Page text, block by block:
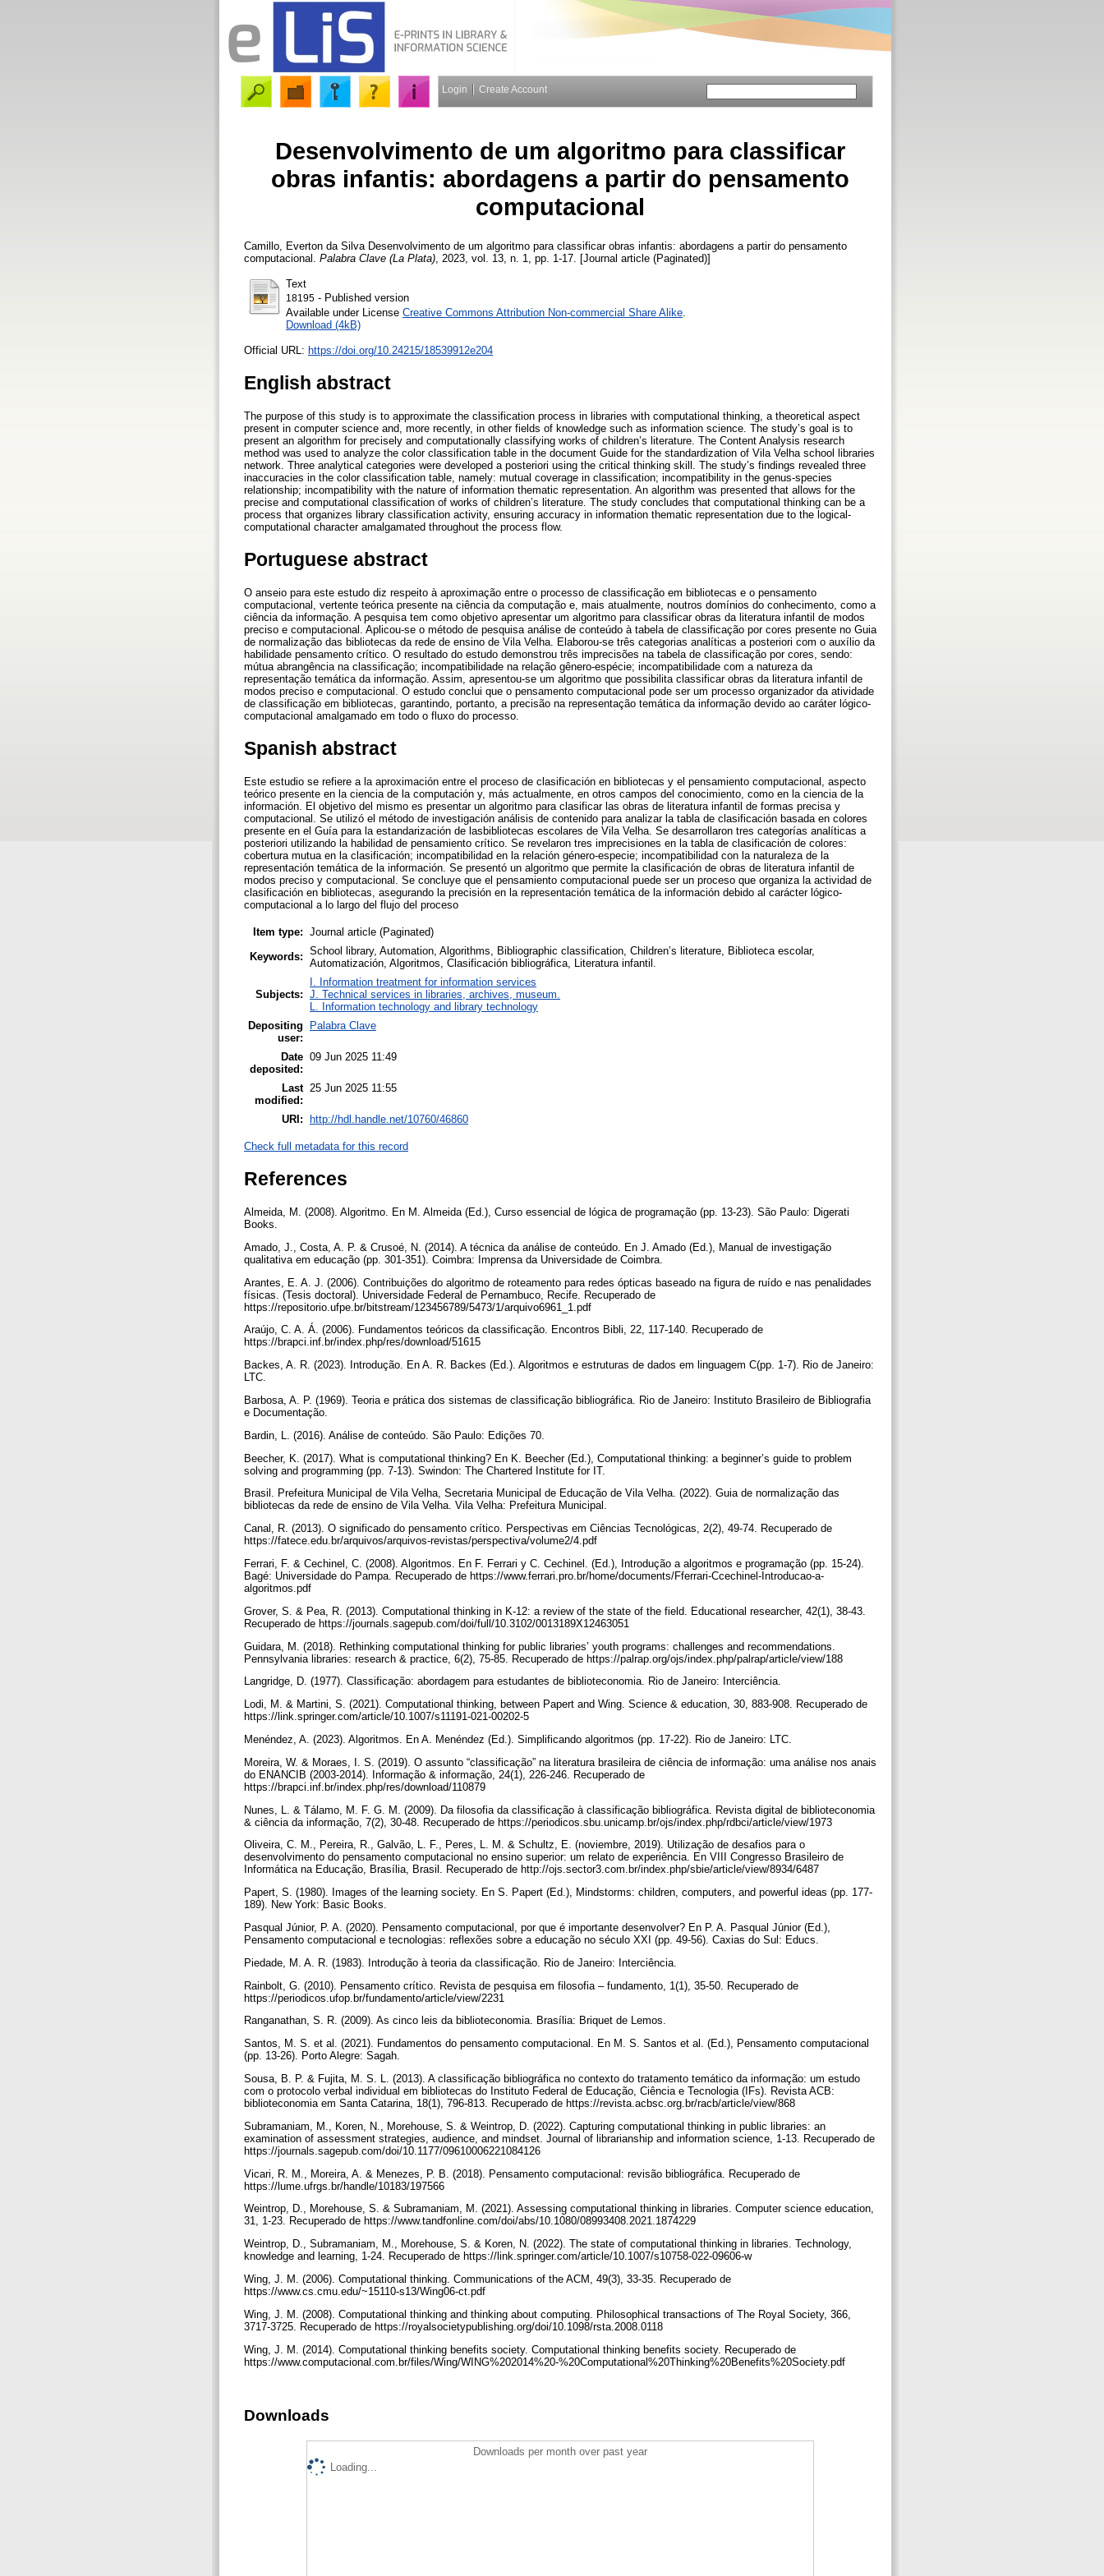
Login Create Account
Desenvolvimento de um algoritmo para classificar
obras infantis: abordagens a partir do pensamento
computacional
Camillo, Everton da Silva Desenvolvimento de um algoritmo para classificar obras infantis: abordagens a partir do pensamento
computacional. Palabra Clave (La Plata) , 2023, vol. 13, n. 1, pp. 1-17. [Journal article (Paginated)]
Text
18195 - Published version
Available under License Creative Commons Attribution Non-commercial Share Alike
Download (4kB)
Official URL: https://doi.org/10.24215/18539912e204
English abstract
The purpose of this study is to approximate the classification process in libraries with computational thinking, a theoretical aspect
present in computer science and, more recently, in other fields of knowledge such as information science. The study’s goal is to
present an algorithm for precisely and computationally classifying works of children’s literature. The Content Analysis research
method was used to analyze the color classification table in the document Guide for the standardization of Vila Velha school libraries
network. Three analytical categories were developed a posteriori using the critical thinking skill. The study’s findings revealed three
inaccuracies in the color classification table, namely: mutual coverage in classification; incompatibility in the genus-species
relationship; incompatibility with the nature of information thematic representation. An algorithm was presented that allows for the
precise and computational classification of works of children’s literature. The study concludes that computational thinking can be a
process that organizes library classification activity, ensuring accuracy in information thematic representation due to the logical-
computational character amalgamated throughout the process flow.
Portuguese abstract
O anseio para este estudo diz respeito à aproximação entre o processo de classificação em bibliotecas e o pensamento
computacional, vertente teórica presente na ciência da computação e, mais atualmente, noutros domínios do conhecimento, como a
ciência da informação. A pesquisa tem como objetivo apresentar um algoritmo para classificar obras da literatura infantil de modos
preciso e computacional. Aplicou-se o método de pesquisa análise de conteúdo à tabela de classificação por cores presente no Guia
de normalização das bibliotecas da rede de ensino de Vila Velha. Elaborou-se três categorias analíticas a posteriori com o auxílio da
habilidade pensamento crítico. O resultado do estudo demonstrou três imprecisões na tabela de classificação por cores, sendo:
mútua abrangência na classificação; incompatibilidade na relação gênero-espécie; incompatibilidade com a natureza da
representação temática da informação. Assim, apresentou-se um algoritmo que possibilita classificar obras da literatura infantil de
modos preciso e computacional. O estudo conclui que o pensamento computacional pode ser um processo organizador da atividade
de classificação em bibliotecas, garantindo, portanto, a precisão na representação temática da informação devido ao caráter lógico-
computacional amalgamado em todo o fluxo do processo.
Spanish abstract
Este estudio se refiere a la aproximación entre el proceso de clasificación en bibliotecas y el pensamiento computacional, aspecto
teórico presente en la ciencia de la computación y, más actualmente, en otros campos del conocimiento, como en la ciencia de la
información. El objetivo del mismo es presentar un algoritmo para clasificar las obras de literatura infantil de formas precisa y
computacional. Se utilizó el método de investigación análisis de contenido para analizar la tabla de clasificación basada en colores
presente en el Guía para la estandarización de lasbibliotecas escolares de Vila Velha. Se desarrollaron tres categorías analíticas a
posteriori utilizando la habilidad de pensamiento crítico. Se revelaron tres imprecisiones en la tabla de clasificación de colores:
cobertura mutua en la clasificación; incompatibilidad en la relación género-especie; incompatibilidad con la naturaleza de la
representación temática de la información. Se presentó un algoritmo que permite la clasificación de obras de literatura infantil de
modos preciso y computacional. Se concluye que el pensamiento computacional puede ser un proceso que organiza la actividad de
clasificación en bibliotecas, asegurando la precisión en la representación temática de la información debido al carácter lógico-
computacional a lo largo del flujo del proceso
Item type: Journal article (Paginated)
Keywords: School library, Automation, Algorithms, Bibliographic classification, Children’s literature, Biblioteca escolar,
Automatización, Algoritmos, Clasificación bibliográfica, Literatura infantil.
Subjects:
I. Information treatment for information services
J. Technical services in libraries, archives, museum.
L. Information technology and library technology
Depositing
user:
Palabra Clave
Date
deposited:
09 Jun 2025 11:49
Last
modified:
25 Jun 2025 11:55
URI: http://hdl.handle.net/10760/46860
Check full metadata for this record
References
Almeida, M. (2008). Algoritmo. En M. Almeida (Ed.), Curso essencial de lógica de programação (pp. 13-23). São Paulo: Digerati
Books.
Amado, J., Costa, A. P. & Crusoé, N. (2014). A técnica da análise de conteúdo. En J. Amado (Ed.), Manual de investigação
qualitativa em educação (pp. 301-351). Coimbra: Imprensa da Universidade de Coimbra.
Arantes, E. A. J. (2006). Contribuições do algoritmo de roteamento para redes ópticas baseado na figura de ruído e nas penalidades
físicas. (Tesis doctoral). Universidade Federal de Pernambuco, Recife. Recuperado de
https://repositorio.ufpe.br/bitstream/123456789/5473/1/arquivo6961_1.pdf
Araújo, C. A. Á. (2006). Fundamentos teóricos da classificação. Encontros Bibli, 22, 117-140. Recuperado de
https://brapci.inf.br/index.php/res/download/51615
Backes, A. R. (2023). Introdução. En A. R. Backes (Ed.). Algoritmos e estruturas de dados em linguagem C(pp. 1-7). Rio de Janeiro:
LTC.
Barbosa, A. P. (1969). Teoria e prática dos sistemas de classificação bibliográfica. Rio de Janeiro: Instituto Brasileiro de Bibliografia
e Documentação.
Bardin, L. (2016). Análise de conteúdo. São Paulo: Edições 70.
Beecher, K. (2017). What is computational thinking? En K. Beecher (Ed.), Computational thinking: a beginner’s guide to problem
solving and programming (pp. 7-13). Swindon: The Chartered Institute for IT.
Brasil. Prefeitura Municipal de Vila Velha, Secretaria Municipal de Educação de Vila Velha. (2022). Guia de normalização das
bibliotecas da rede de ensino de Vila Velha. Vila Velha: Prefeitura Municipal.
Canal, R. (2013). O significado do pensamento crítico. Perspectivas em Ciências Tecnológicas, 2(2), 49-74. Recuperado de
https://fatece.edu.br/arquivos/arquivos-revistas/perspectiva/volume2/4.pdf
Ferrari, F. & Cechinel, C. (2008). Algoritmos. En F. Ferrari y C. Cechinel. (Ed.), Introdução a algoritmos e programação (pp. 15-24).
Bagé: Universidade do Pampa. Recuperado de https://www.ferrari.pro.br/home/documents/Fferrari-Ccechinel-Introducao-a-
algoritmos.pdf
Grover, S. & Pea, R. (2013). Computational thinking in K-12: a review of the state of the field. Educational researcher, 42(1), 38-43.
Recuperado de https://journals.sagepub.com/doi/full/10.3102/0013189X12463051
Guidara, M. (2018). Rethinking computational thinking for public libraries’ youth programs: challenges and recommendations.
Pennsylvania libraries: research & practice, 6(2), 75-85. Recuperado de https://palrap.org/ojs/index.php/palrap/article/view/188
Langridge, D. (1977). Classificação: abordagem para estudantes de biblioteconomia. Rio de Janeiro: Interciência.
Lodi, M. & Martini, S. (2021). Computational thinking, between Papert and Wing. Science & education, 30, 883-908. Recuperado de
https://link.springer.com/article/10.1007/s11191-021-00202-5
Menéndez, A. (2023). Algoritmos. En A. Menéndez (Ed.). Simplificando algoritmos (pp. 17-22). Rio de Janeiro: LTC.
Moreira, W. & Moraes, I. S. (2019). O assunto “classificação” na literatura brasileira de ciência de informação: uma análise nos anais
do ENANCIB (2003-2014). Informação & informação, 24(1), 226-246. Recuperado de
https://brapci.inf.br/index.php/res/download/110879
Nunes, L. & Tálamo, M. F. G. M. (2009). Da filosofia da classificação à classificação bibliográfica. Revista digital de biblioteconomia
& ciência da informação, 7(2), 30-48. Recuperado de https://periodicos.sbu.unicamp.br/ojs/index.php/rdbci/article/view/1973
Oliveira, C. M., Pereira, R., Galvão, L. F., Peres, L. M. & Schultz, E. (noviembre, 2019). Utilização de desafios para o
desenvolvimento do pensamento computacional no ensino superior: um relato de experiência. En VIII Congresso Brasileiro de
Informática na Educação, Brasília, Brasil. Recuperado de http://ojs.sector3.com.br/index.php/sbie/article/view/8934/6487
Papert, S. (1980). Images of the learning society. En S. Papert (Ed.), Mindstorms: children, computers, and powerful ideas (pp. 177-
189). New York: Basic Books.
Pasqual Júnior, P. A. (2020). Pensamento computacional, por que é importante desenvolver? En P. A. Pasqual Júnior (Ed.),
Pensamento computacional e tecnologias: reflexões sobre a educação no século XXI (pp. 49-56). Caxias do Sul: Educs.
Piedade, M. A. R. (1983). Introdução à teoria da classificação. Rio de Janeiro: Interciência.
Rainbolt, G. (2010). Pensamento crítico. Revista de pesquisa em filosofia – fundamento, 1(1), 35-50. Recuperado de
https://periodicos.ufop.br/fundamento/article/view/2231
Ranganathan, S. R. (2009). As cinco leis da biblioteconomia. Brasília: Briquet de Lemos.
Santos, M. S. et al. (2021). Fundamentos do pensamento computacional. En M. S. Santos et al. (Ed.), Pensamento computacional
(pp. 13-26). Porto Alegre: Sagah.
Sousa, B. P. & Fujita, M. S. L. (2013). A classificação bibliográfica no contexto do tratamento temático da informação: um estudo
com o protocolo verbal individual em bibliotecas do Instituto Federal de Educação, Ciência e Tecnologia (IFs). Revista ACB:
biblioteconomia em Santa Catarina, 18(1), 796-813. Recuperado de https://revista.acbsc.org.br/racb/article/view/868
Subramaniam, M., Koren, N., Morehouse, S. & Weintrop, D. (2022). Capturing computational thinking in public libraries: an
examination of assessment strategies, audience, and mindset. Journal of librarianship and information science, 1-13. Recuperado de
https://journals.sagepub.com/doi/10.1177/09610006221084126
Vicari, R. M., Moreira, A. & Menezes, P. B. (2018). Pensamento computacional: revisão bibliográfica. Recuperado de
https://lume.ufrgs.br/handle/10183/197566
Weintrop, D., Morehouse, S. & Subramaniam, M. (2021). Assessing computational thinking in libraries. Computer science education,
31, 1-23. Recuperado de https://www.tandfonline.com/doi/abs/10.1080/08993408.2021.1874229
Weintrop, D., Subramaniam, M., Morehouse, S. & Koren, N. (2022). The state of computational thinking in libraries. Technology,
knowledge and learning, 1-24. Recuperado de https://link.springer.com/article/10.1007/s10758-022-09606-w
Wing, J. M. (2006). Computational thinking. Communications of the ACM, 49(3), 33-35. Recuperado de
https://www.cs.cmu.edu/~15110-s13/Wing06-ct.pdf
Wing, J. M. (2008). Computational thinking and thinking about computing. Philosophical transactions of The Royal Society, 366,
3717-3725. Recuperado de https://royalsocietypublishing.org/doi/10.1098/rsta.2008.0118
Wing, J. M. (2014). Computational thinking benefits society. Computational thinking benefits society. Recuperado de
https://www.computacional.com.br/files/Wing/WING%202014%20-%20Computational%20Thinking%20Benefits%20Society.pdf
Downloads
Downloads per month over past year
Loading...